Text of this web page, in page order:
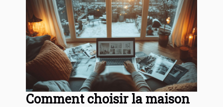
Comment choisir la maison